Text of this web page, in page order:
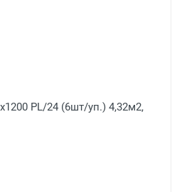
PL/24 (6шт/уп.) 4,32м2,